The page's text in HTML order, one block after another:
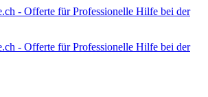
- Offerte für Professionelle Hilfe bei der
- Offerte für Professionelle Hilfe bei der